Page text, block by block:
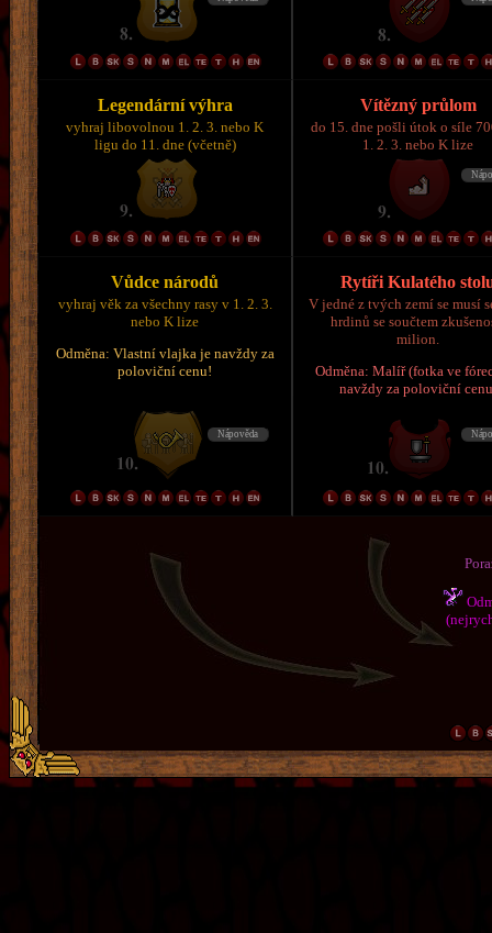
Legendární výhra
vyhraj libovolnou 1. 2. 3. nebo K
ligu do 11. dne (včetně)
Vítězný průlom
do 15. dne pošli útok o síle
1. 2. 3. nebo K lize
Vůdce národů
vyhraj věk za všechny rasy v 1. 2. 3.
nebo K lize
Odměna: Vlastní vlajka je navždy za
poloviční cenu!
Rytíři Kulatého
V jedné z tvých zemí se musí
hrdinů se součtem
milion.
Odměna: Malíř (fotka ve
navždy za poloviční